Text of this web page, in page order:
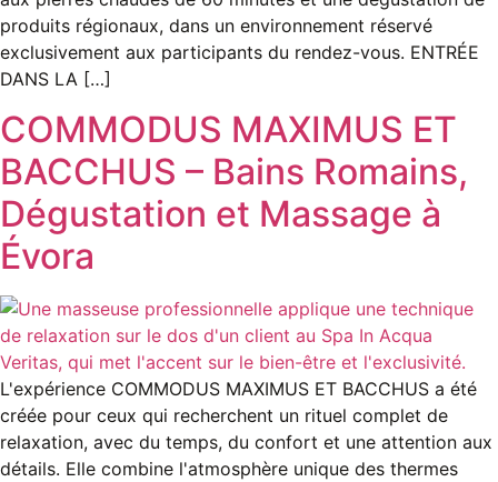
produits régionaux, dans un environnement réservé
exclusivement aux participants du rendez-vous. ENTRÉE
DANS LA […]
COMMODUS MAXIMUS ET
BACCHUS – Bains Romains,
Dégustation et Massage à
Évora
L'expérience COMMODUS MAXIMUS ET BACCHUS a été
créée pour ceux qui recherchent un rituel complet de
relaxation, avec du temps, du confort et une attention aux
détails. Elle combine l'atmosphère unique des thermes